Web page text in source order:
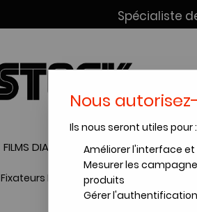
Spécialiste
FILMS DIAPOSITIVES SERVICE DÉV. +
Fixateurs Ilford ILFORD RAPID FIXER 5L
Nous
Ils nous seront utiles pour :
Améliorer l'interface
Mesurer les
produits
Gérer